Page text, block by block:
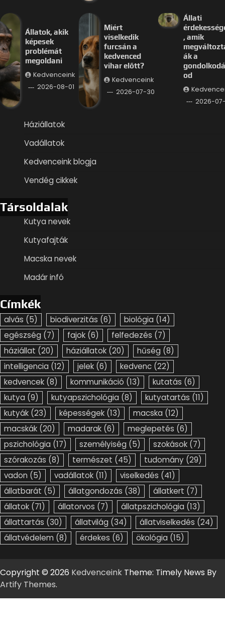
Állatok, akik
képesek
problémát
megoldani
Kedvenceink
2026-08-01
Miért
viselkedik
furcsán a
kedvenced
vihar előtt?
Kedvenceink
2026-07-30
Állati
, amik
ák a
od
2026-
Háziállatok
Vadállatok
Kedvenceink blogja
Vendég cikkek
Társoldalak
Kutya nevek
Kutyafajták
Macska nevek
Madár infó
Címkék
alvás (5) biodiverzitás (6) biológia (14)
egészség (7) fajok (6) felfedezés (7)
háziállat (20) háziállatok (20) hűség (8)
intelligencia (12) jelek (6) kedvenc (22)
kedvencek (8) kommunikáció (13) kutatás (6)
kutya (9) kutyapszichológia (8) kutyatartás (11)
kutyák (23) képességek (13) macska (12)
macskák (20) madarak (6) meglepetés (6)
pszichológia (17) személyiség (5) szokások (7)
szórakozás (8) természet (45) tudomány (29)
vadon (5) vadállatok (11) viselkedés (41)
állatbarát (5) állatgondozás (38) állatkert (7)
állatok (71) állatorvos (7) állatpszichológia (13)
állattartás (30) állatvilág (34) állatviselkedés (24)
állatvédelem (8) érdekes (6) ökológia (15)
Copyright © 2026 Kedvenceink Theme: Timely News By
Artify Themes.